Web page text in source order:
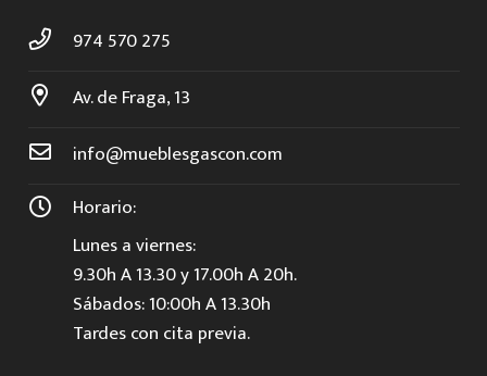
974 570 275
Av. de Fraga, 13
info@mueblesgascon.com
Horario:
Lunes a viernes:
9.30h A 13.30 y 17.00h A 20h.
Sábados: 10:00h A 13.30h
Tardes con cita previa.